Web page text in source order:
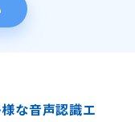
な音声認識エ